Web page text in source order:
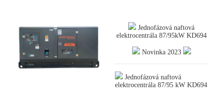
Jednofázová naftová
elektrocentrála 87/95kW KD694
Novinka 2023
Jednofázová naftová
elektrocentrála 87/95 kW KD694